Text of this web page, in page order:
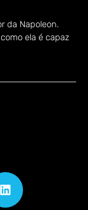
da Napoleon.
ela é capaz